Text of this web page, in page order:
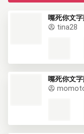
嘴死你文
tina28
嘴死你文